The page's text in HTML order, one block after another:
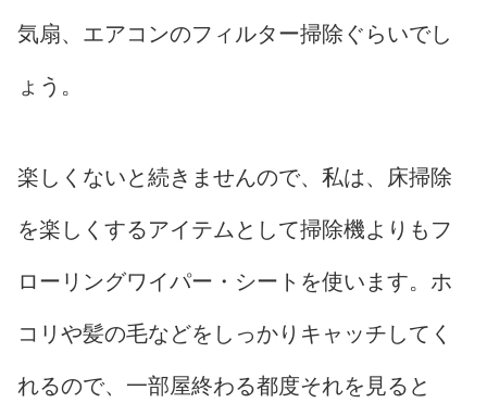
気扇、エアコンのフィルター掃除ぐらいでし
ょう。
楽しくないと続きませんので、私は、床掃除
を楽しくするアイテムとして掃除機よりもフ
ローリングワイパー・シートを使います。ホ
コリや髪の毛などをしっかりキャッチしてく
れるので、一部屋終わる都度それを見ると